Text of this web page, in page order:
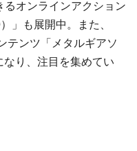
オンラインアクション
」も展開中。また、
テンツ「メタルギアソ
り、注目を集めてい